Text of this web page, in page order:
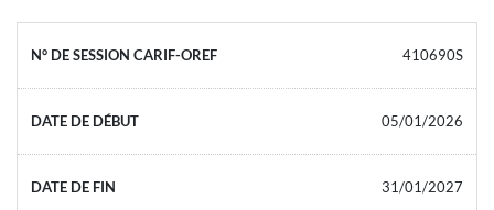
410690S
05/01/2026
31/01/2027